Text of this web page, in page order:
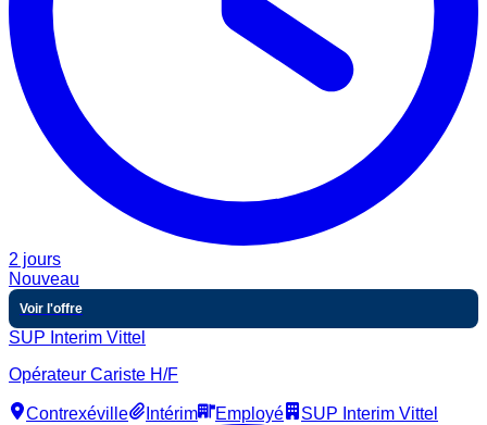
2 jours
Nouveau
Voir l'offre
SUP Interim Vittel
Opérateur Cariste H/F
Contrexéville Intérim Employé SUP Interim Vittel